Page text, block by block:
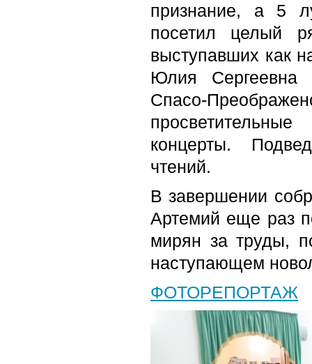
признание, а 5
посетил целый
выступавших как
Юлия Сергеевна
Спасо-
концерты.
чтений.
В завершении
Артемий еще раз
мирян за труды,
наступающем
ФОТОРЕПОРТАЖ